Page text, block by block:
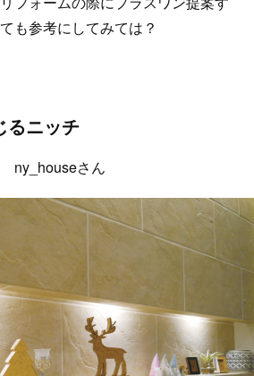
も参考にしてみては？
ニッチ
ny_houseさん